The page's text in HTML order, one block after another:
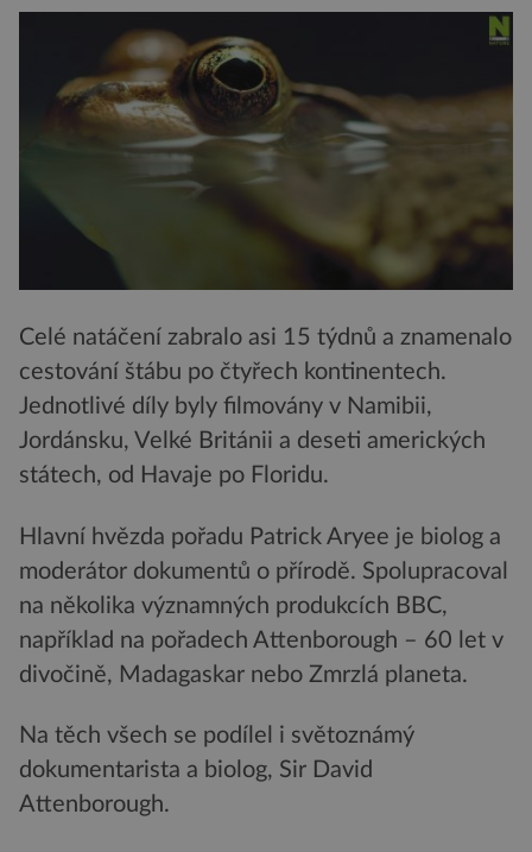
Celé natáčení zabralo asi 15 týdnů a znamenalo
cestování štábu po čtyřech kontinentech.
Jednotlivé díly byly filmovány v Namibii,
Jordánsku, Velké Británii a deseti amerických
státech, od Havaje po Floridu.
Hlavní hvězda pořadu Patrick Aryee je biolog a
moderátor dokumentů o přírodě. Spolupracoval
na několika významných produkcích BBC,
například na pořadech Attenborough – 60 let v
divočině, Madagaskar nebo Zmrzlá planeta.
Na těch všech se podílel i světoznámý
dokumentarista a biolog, Sir David
Attenborough.